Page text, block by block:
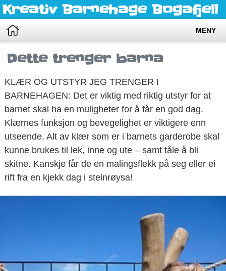
Kreativ Barnehage Bogafjell
MENY
Dette trenger barna
KLÆR OG UTSTYR JEG TRENGER I
BARNEHAGEN: Det er viktig med riktig utstyr for at
barnet skal ha en muligheter for å får en god dag.
Klærnes funksjon og bevegelighet er viktigere enn
utseende. Alt av klær som er i barnets garderobe skal
kunne brukes til lek, inne og ute – samt tåle å bli
skitne. Kanskje får de en malingsflekk på seg eller ei
rift fra en kjekk dag i steinrøysa!